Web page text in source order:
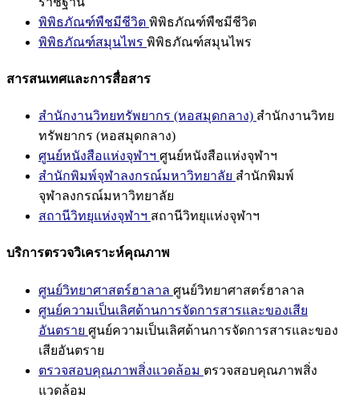
พิพิธภัณฑ์พืชมีชีวิต พิพิธภัณฑ์พืชมีชีวิต
พิพิธภัณฑ์สมุนไพร พิพิธภัณฑ์สมุนไพร
สารสนเทศและการสื่อสาร
สำนักงานวิทยทรัพยากร (หอสมุดกลาง) สำนักงานวิทย
ทรัพยากร (หอสมุดกลาง)
ศูนย์หนังสือแห่งจุฬาฯ ศูนย์หนังสือแห่งจุฬาฯ
สำนักพิมพ์จุฬาลงกรณ์มหาวิทยาลัย สำนักพิมพ์
จุฬาลงกรณ์มหาวิทยาลัย
สถานีวิทยุแห่งจุฬาฯ สถานีวิทยุแห่งจุฬาฯ
บริการตรวจวิเคราะห์คุณภาพ
ศูนย์วิทยาศาสตร์ฮาลาล ศูนย์วิทยาศาสตร์ฮาลาล
ศูนย์ความเป็นเลิศด้านการจัดการสารและของเสีย
อันตราย ศูนย์ความเป็นเลิศด้านการจัดการสารและของ
เสียอันตราย
ตรวจสอบคุณภาพสิ่งแวดล้อม ตรวจสอบคุณภาพสิ่ง
แวดล้อม